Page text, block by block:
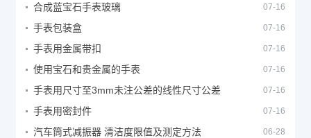
合成蓝宝石手表玻璃 07-16
手表包装盒 07-16
手表用金属带扣 07-16
使用宝石和贵金属的手表 07-16
手表用尺寸至3mm未注公差的线性尺寸公差 07-16
手表用密封件 07-16
汽车筒式减振器 清洁度限值及测定方法 06-28